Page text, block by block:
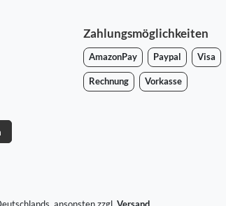
Zahlungsmöglichkeiten
AmazonPay Paypal Visa
Rechnung Vorkasse